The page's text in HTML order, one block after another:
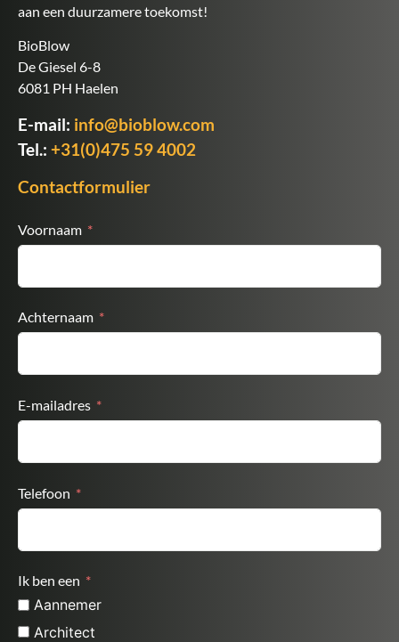
aan een duurzamere toekomst!
BioBlow
De Giesel 6-8
6081 PH Haelen
E-mail: info@bioblow.com
Tel.: +31(0)475 59 4002
Contactformulier
Voornaam
Achternaam
E-mailadres
Telefoon
Ik ben een
Aannemer
Architect